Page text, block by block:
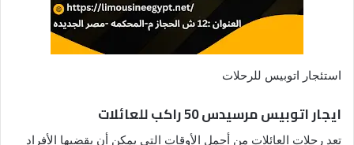
استئجار اتوبيس للرحلات
ايجار اتوبيس مرسيدس 50 راكب للعائلات
تعد رحلات العائلات من أجمل الأوقات التي يمكن أن يقضيها الأفراد